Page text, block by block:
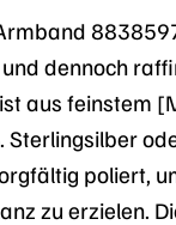
dennoch
aus feinstem
Sterlingsilber
poliert,
zu erzielen.